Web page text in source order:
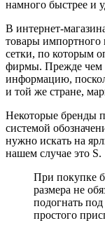
намного быстрее и
В интернет-
товары импортного
сетки, по которым
фирмы. Прежде чем
информацию,
и той же стране,
Некоторые бренды
системой
нужно искать на
нашем случае это S.
При покупке
размера не
подогнать
простого